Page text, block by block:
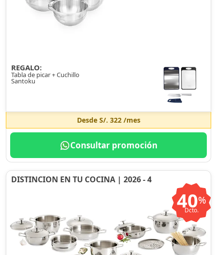
REGALO:
Tabla de picar + Cuchillo
Santoku
Desde S/. 322/mes
Consultar promoción
DISTINCION EN TU COCINA | 2026 - 4
40%
Dcto.